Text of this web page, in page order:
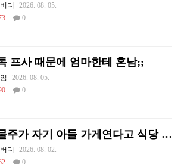
디
2026. 08. 05.
0
프사 때문에 엄마한테 혼남;;
2026. 08. 05.
0
건물주가 자기 아들 가게연다고 식당 폐업시킴
디
2026. 08. 02.
0